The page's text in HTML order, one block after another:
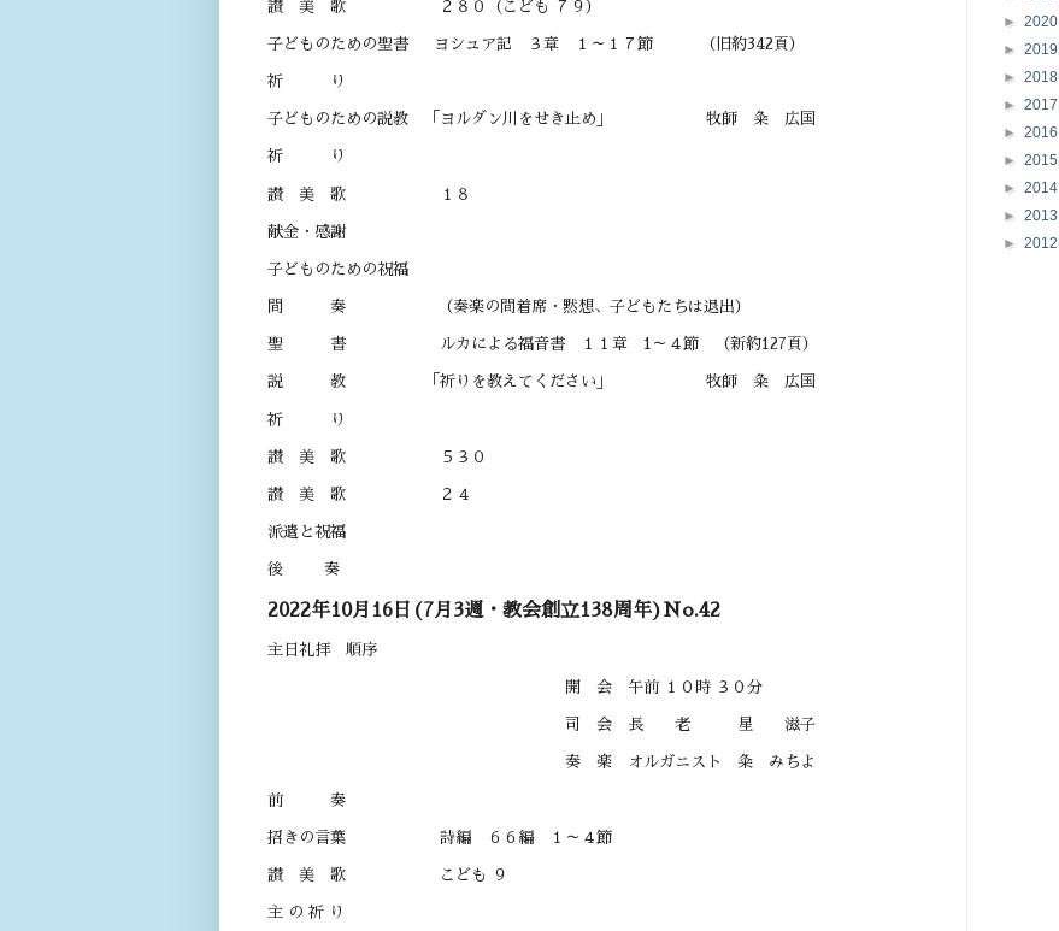
讃 美 歌 ２８０（こども ７９）
子どものための聖書 ヨシュア記 ３章 １～１７節 （旧約342頁）
祈 り
子どものための説教 「ヨルダン川をせき止め」 牧師 粂 広国
祈 り
讃 美 歌 １８
献金・感謝
子どものための祝福
間 奏 （奏楽の間着席・黙想、子どもたちは退出）
聖 書 ルカによる福音書 １１章 1～４節 （新約127頁）
説 教 「祈りを教えてください」 牧師 粂 広国
祈 り
讃 美 歌 ５３０
讃 美 歌 ２４
派遣と祝福
後 奏
2022年10月16日(7月3週・教会創立138周年)No.42
主日礼拝 順序
開 会 午前 １０時 ３０分
司 会 長 老 星 滋子
奏 楽 オルガニスト 粂 みちよ
前 奏
招きの言葉 詩編 ６６編 １～４節
讃 美 歌 こども ９
主 の 祈 り
► 2020
► 2019
► 2018
► 2017
► 2016
► 2015
► 2014
► 2013
► 2012